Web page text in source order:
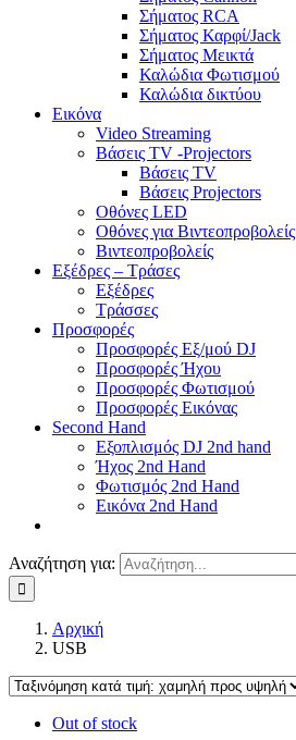
Σήματος RCA
Σήματος Καρφί/Jack
Σήματος Μεικτά
Καλώδια Φωτισμού
Καλώδια δικτύου
Εικόνα
Video Streaming
Βάσεις TV -Projectors
Βάσεις TV
Βάσεις Projectors
Οθόνες LED
Οθόνες για Βιντεοπροβολείς
Βιντεοπροβολείς
Εξέδρες – Τράσες
Εξέδρες
Τράσσες
Προσφορές
Προσφορές Εξ/μού DJ
Προσφορές Ήχου
Προσφορές Φωτισμού
Προσφορές Εικόνας
Second Hand
Εξοπλισμός DJ 2nd hand
Ήχος 2nd Hand
Φωτισμός 2nd Hand
Εικόνα 2nd Hand
Αναζήτηση για:
Αρχική
USB
Out of stock